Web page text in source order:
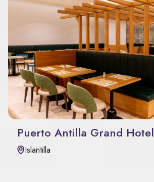
Puerto Antilla Grand Hotel
Islantilla